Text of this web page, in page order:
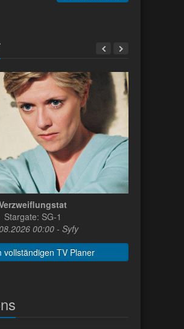
Stargate: SG-1
00:00 - Syfy
TV Planer